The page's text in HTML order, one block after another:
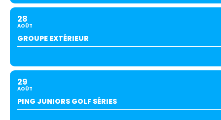
28
AOÛT
GROUPE EXTÉRIEUR
29
AOÛT
PING JUNIORS GOLF SÉRIES
Le Club
Nos parcours
Nos équipes
Les séniors
École de Golf
Nos tarifs